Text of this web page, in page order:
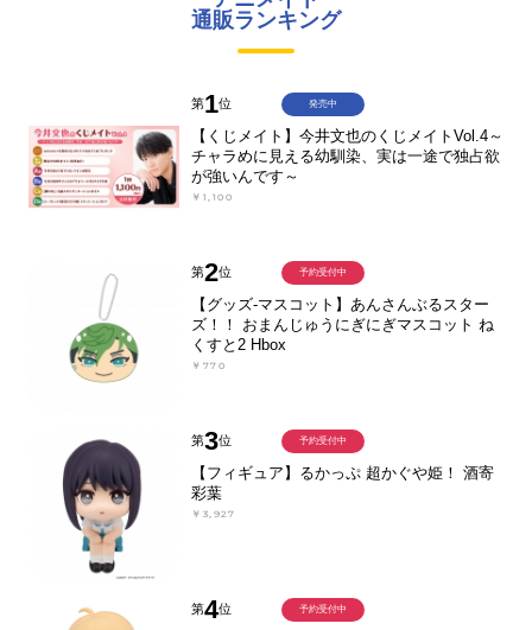
通販ランキング
第1位
【くじメイト】今井文也のくじメイトVol.4～
チャラめに見える幼馴染、実は一途で独占欲
が強いんです～
￥1,100
発売中
第2位
【グッズ-マスコット】あんさんぶるスター
ズ！！ おまんじゅうにぎにぎマスコット ね
くすと2 Hbox
￥770
予約受付中
第3位
【フィギュア】るかっぷ 超かぐや姫！ 酒寄
彩葉
￥3,927
予約受付中
第4位 予約受付中